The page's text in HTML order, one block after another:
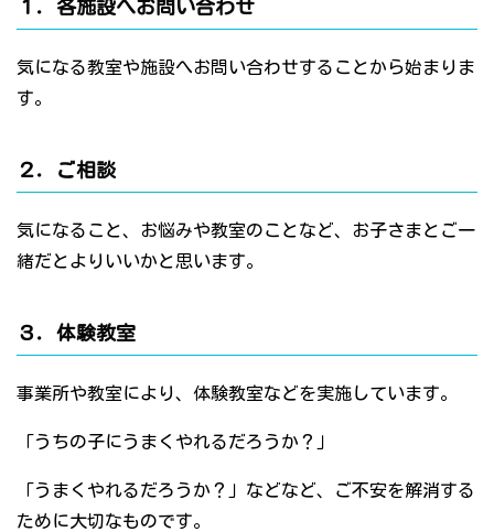
１．各施設へお問い合わせ
気になる教室や施設へお問い合わせすることから始まりま
す。
２．ご相談
気になること、お悩みや教室のことなど、お子さまとご一
緒だとよりいいかと思います。
３．体験教室
事業所や教室により、体験教室などを実施しています。
「うちの子にうまくやれるだろうか？」
「うまくやれるだろうか？」などなど、ご不安を解消する
ために大切なものです。